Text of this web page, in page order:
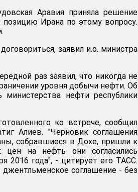
Аравия приняла решение
Ирана по этому вопросу.
заявил и.о. министра
раз заявил, что никогда не
уровня добычи нефти. Об
министерства нефти республики
ко встрече, сообщил
Алиев. "Черновик соглашения
собравшиеся в Дохе, пришли к
на нефть они согласились
2016 года", - цитирует его ТАСС.
соглашение - без